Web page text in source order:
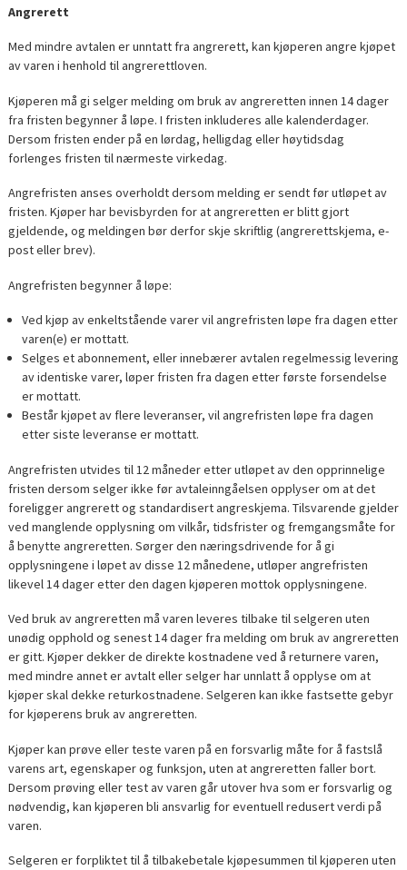
Angrerett
Med mindre avtalen er unntatt fra angrerett, kan kjøperen angre kjøpet
av varen i henhold til angrerettloven.
Kjøperen må gi selger melding om bruk av angreretten innen 14 dager
fra fristen begynner å løpe. I fristen inkluderes alle kalenderdager.
Dersom fristen ender på en lørdag, helligdag eller høytidsdag
forlenges fristen til nærmeste virkedag.
Angrefristen anses overholdt dersom melding er sendt før utløpet av
fristen. Kjøper har bevisbyrden for at angreretten er blitt gjort
gjeldende, og meldingen bør derfor skje skriftlig (angrerettskjema, e-
post eller brev).
Angrefristen begynner å løpe:
Ved kjøp av enkeltstående varer vil angrefristen løpe fra dagen etter
varen(e) er mottatt.
Selges et abonnement, eller innebærer avtalen regelmessig levering
av identiske varer, løper fristen fra dagen etter første forsendelse
er mottatt.
Består kjøpet av flere leveranser, vil angrefristen løpe fra dagen
etter siste leveranse er mottatt.
Angrefristen utvides til 12 måneder etter utløpet av den opprinnelige
fristen dersom selger ikke før avtaleinngåelsen opplyser om at det
foreligger angrerett og standardisert angreskjema. Tilsvarende gjelder
ved manglende opplysning om vilkår, tidsfrister og fremgangsmåte for
å benytte angreretten. Sørger den næringsdrivende for å gi
opplysningene i løpet av disse 12 månedene, utløper angrefristen
likevel 14 dager etter den dagen kjøperen mottok opplysningene.
Ved bruk av angreretten må varen leveres tilbake til selgeren uten
unødig opphold og senest 14 dager fra melding om bruk av angreretten
er gitt. Kjøper dekker de direkte kostnadene ved å returnere varen,
med mindre annet er avtalt eller selger har unnlatt å opplyse om at
kjøper skal dekke returkostnadene. Selgeren kan ikke fastsette gebyr
for kjøperens bruk av angreretten.
Kjøper kan prøve eller teste varen på en forsvarlig måte for å fastslå
varens art, egenskaper og funksjon, uten at angreretten faller bort.
Dersom prøving eller test av varen går utover hva som er forsvarlig og
nødvendig, kan kjøperen bli ansvarlig for eventuell redusert verdi på
varen.
Selgeren er forpliktet til å tilbakebetale kjøpesummen til kjøperen uten